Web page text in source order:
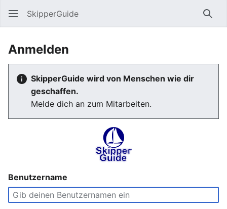
SkipperGuide
Anmelden
SkipperGuide wird von Menschen wie dir
geschaffen.
Melde dich an zum Mitarbeiten.
Benutzername